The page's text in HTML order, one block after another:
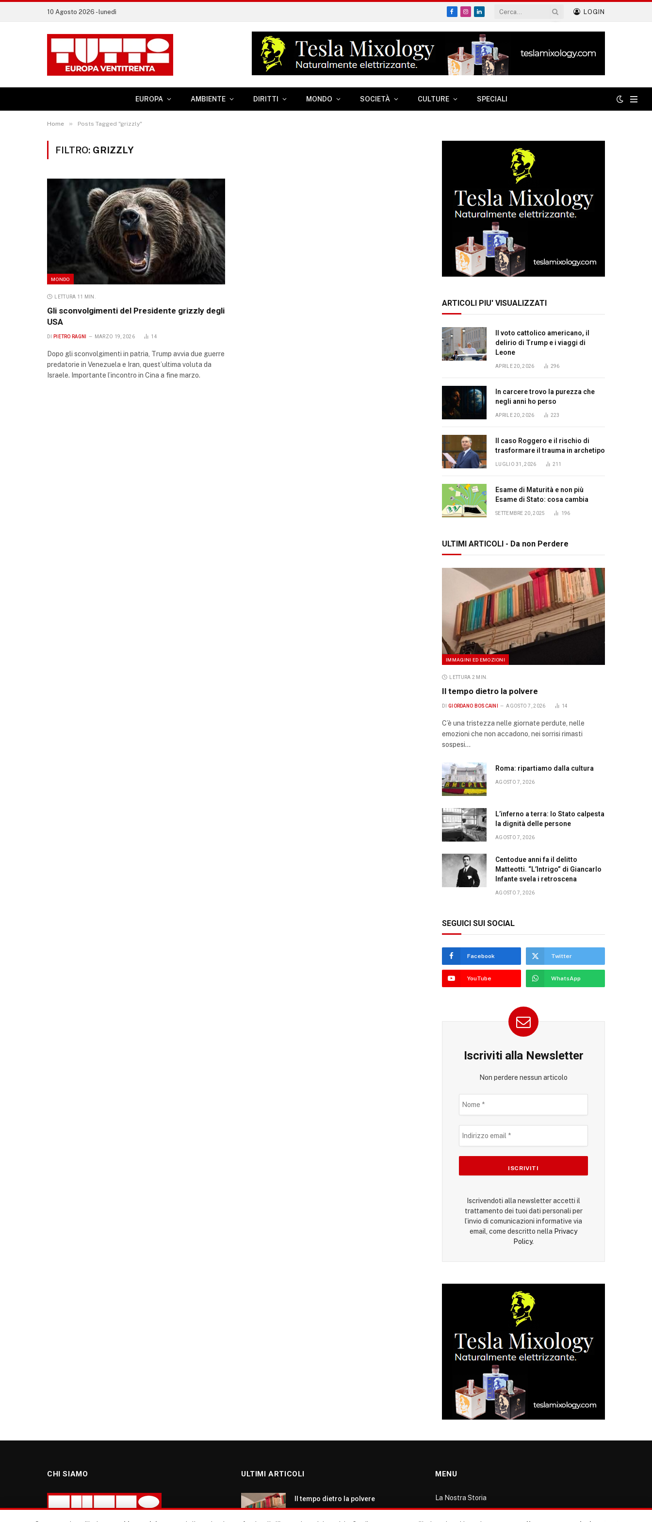
10 Agosto 2026 - lunedì
Facebook
Instagram
LinkedIn
LOGIN
EUROPA AMBIENTE DIRITTI MONDO SOCIETÀ CULTURE SPECIALI
Home » Posts Tagged "grizzly"
FILTRO: GRIZZLY
MONDO
LETTURA 11 MIN.
Gli sconvolgimenti del Presidente grizzly degli
USA
DI PIETRO RAGNI MARZO 19, 2026 14
Dopo gli sconvolgimenti in patria, Trump avvia due guerre
predatorie in Venezuela e Iran, quest’ultima voluta da
Israele. Importante l’incontro in Cina a fine marzo.
ARTICOLI PIU' VISUALIZZATI
Il voto cattolico americano, il
delirio di Trump e i viaggi di
Leone
APRILE 20, 2026 296
In carcere trovo la purezza che
negli anni ho perso
APRILE 20, 2026 223
Il caso Roggero e il rischio di
trasformare il trauma in archetipo
LUGLIO 31, 2026 211
Esame di Maturità e non più
Esame di Stato: cosa cambia
SETTEMBRE 20, 2025 196
ULTIMI ARTICOLI - Da non Perdere
IMMAGINI ED EMOZIONI
LETTURA 2 MIN.
Il tempo dietro la polvere
DI GIORDANO BOSCAINI AGOSTO 7, 2026 14
C’è una tristezza nelle giornate perdute, nelle
emozioni che non accadono, nei sorrisi rimasti
sospesi…
Roma: ripartiamo dalla cultura
AGOSTO 7, 2026
L’inferno a terra: lo Stato calpesta
la dignità delle persone
AGOSTO 7, 2026
Centodue anni fa il delitto
Matteotti. “L’Intrigo” di Giancarlo
Infante svela i retroscena
AGOSTO 7, 2026
SEGUICI SUI SOCIAL
Facebook Twitter
YouTube WhatsApp
Iscriviti alla Newsletter
Non perdere nessun articolo
Iscrivendoti alla newsletter accetti il
trattamento dei tuoi dati personali per
l’invio di comunicazioni informative via
email, come descritto nella Privacy
Policy.
CHI SIAMO ULTIMI ARTICOLI
Il tempo dietro la polvere
MENU
La Nostra Storia